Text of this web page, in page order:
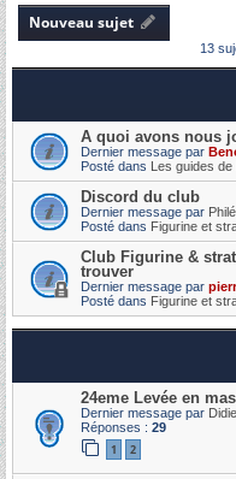
Nouveau sujet
13
A quoi avons nous
Dernier message par
Posté dans Les guides de
Discord du club
Dernier message par
Posté dans Figurine et
Club Figurine &
trouver
Dernier message par
Posté dans Figurine et
24eme Levée en
Dernier message par
Réponses : 29
1 2